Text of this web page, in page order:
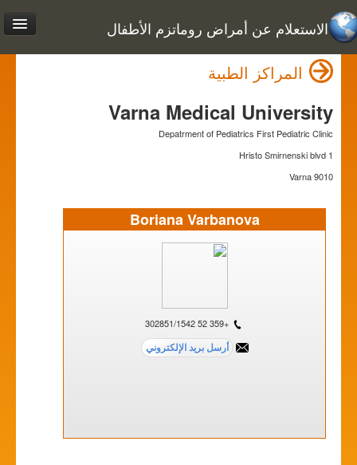
الاستعلام عن أمراض روماتزم الأطفال
المراكز الطبية
Varna Medical University
Depatrment of Pediatrics First Pediatric Clinic
1 Hristo Smirnenski blvd
9010 Varna
Boriana Varbanova
+359 52 302851/1542